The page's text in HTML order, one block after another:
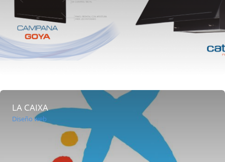
LA CAIXA
Diseño web